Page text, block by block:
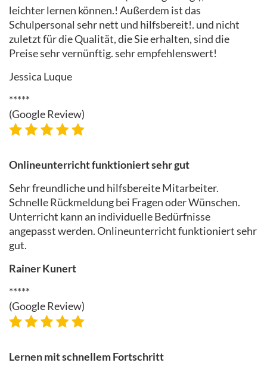
leichter lernen können.! Außerdem ist das
Schulpersonal sehr nett und hilfsbereit!. und nicht
zuletzt für die Qualität, die Sie erhalten, sind die
Preise sehr vernünftig. sehr empfehlenswert!
Jessica Luque
*****
(Google Review)
Onlineunterricht funktioniert sehr gut
Sehr freundliche und hilfsbereite Mitarbeiter.
Schnelle Rückmeldung bei Fragen oder Wünschen.
Unterricht kann an individuelle Bedürfnisse
angepasst werden. Onlineunterricht funktioniert sehr
gut.
Rainer Kunert
*****
(Google Review)
Lernen mit schnellem Fortschritt